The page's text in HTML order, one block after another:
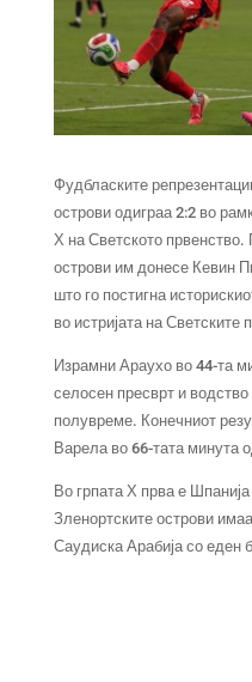
Фудбласките
острови одиграа 2:2 во
Х на Светското
острови им донесе Кевин
што го постигна
во истријата на Светските
Израмни Араухо во 44-та
селосен пресврт и водство
полувреме. Конечниот
Варела во 66-тата минута
Во грпата Х прва е
Зленортските острови
Саудиска Арабија со еден